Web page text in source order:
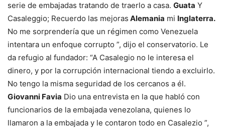
serie de embajadas tratando de traerlo a casa. Guata Y
Casaleggio; Recuerdo las mejoras Alemania mi Inglaterra.
No me sorprendería que un régimen como Venezuela
intentara un enfoque corrupto ”, dijo el conservatorio. Le
da refugio al fundador: “A Casalegio no le interesa el
dinero, y por la corrupción internacional tiendo a excluirlo.
No tengo la misma seguridad de los cercanos a él.
Giovanni Favia Dio una entrevista en la que habló con
funcionarios de la embajada venezolana, quienes lo
llamaron a la embajada y le contaron todo en Casalezio ”,